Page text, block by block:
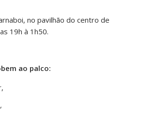
no pavilhão do centro de
19h à 1h50.
ao palco: